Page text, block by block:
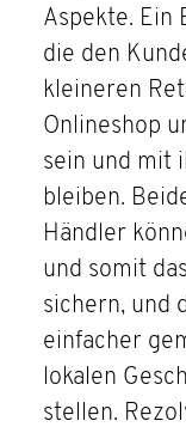
Aspekte. Ein
die den
kleineren
Onlineshop
sein und mit
bleiben.
Händler
und somit
sichern, und
einfacher
lokalen
stellen.